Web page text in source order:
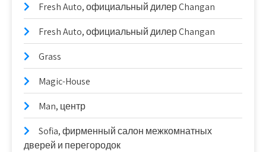
Fresh Auto, официальный дилер Changan
Fresh Auto, официальный дилер Changan
Grass
Magic-House
Man, центр
Sofia, фирменный салон межкомнатных
дверей и перегородок